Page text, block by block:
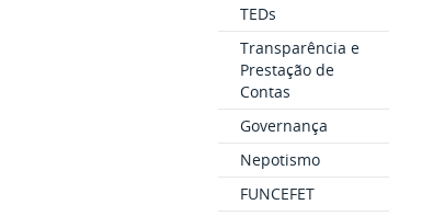
TEDs
Transparência e
Prestação de
Contas
Governança
Nepotismo
FUNCEFET